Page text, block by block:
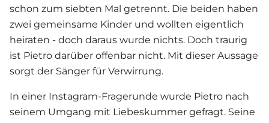
schon zum siebten Mal getrennt. Die beiden haben
zwei gemeinsame Kinder und wollten eigentlich
heiraten - doch daraus wurde nichts. Doch traurig
ist Pietro darüber offenbar nicht. Mit dieser Aussage
sorgt der Sänger für Verwirrung.
In einer Instagram-Fragerunde wurde Pietro nach
seinem Umgang mit Liebeskummer gefragt. Seine